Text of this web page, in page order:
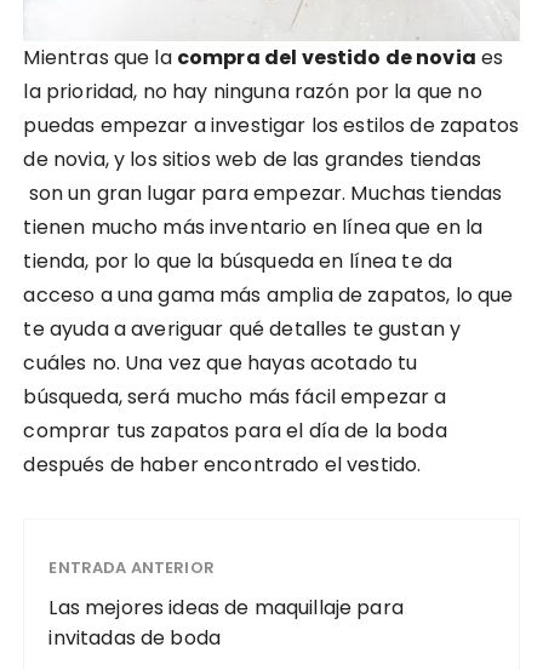
Mientras que la compra del vestido de novia es
la prioridad, no hay ninguna razón por la que no
puedas empezar a investigar los estilos de zapatos
de novia, y los sitios web de las grandes tiendas
son un gran lugar para empezar. Muchas tiendas
tienen mucho más inventario en línea que en la
tienda, por lo que la búsqueda en línea te da
acceso a una gama más amplia de zapatos, lo que
te ayuda a averiguar qué detalles te gustan y
cuáles no. Una vez que hayas acotado tu
búsqueda, será mucho más fácil empezar a
comprar tus zapatos para el día de la boda
después de haber encontrado el vestido.
ENTRADA ANTERIOR
Las mejores ideas de maquillaje para
invitadas de boda